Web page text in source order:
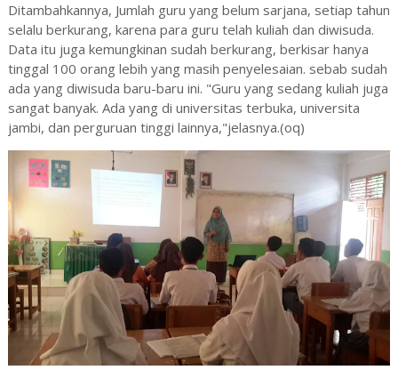
Ditambahkannya, Jumlah guru yang belum sarjana, setiap tahun
selalu berkurang, karena para guru telah kuliah dan diwisuda.
Data itu juga kemungkinan sudah berkurang, berkisar hanya
tinggal 100 orang lebih yang masih penyelesaian. sebab sudah
ada yang diwisuda baru-baru ini. "Guru yang sedang kuliah juga
sangat banyak. Ada yang di universitas terbuka, universita
jambi, dan perguruan tinggi lainnya,"jelasnya.(oq)